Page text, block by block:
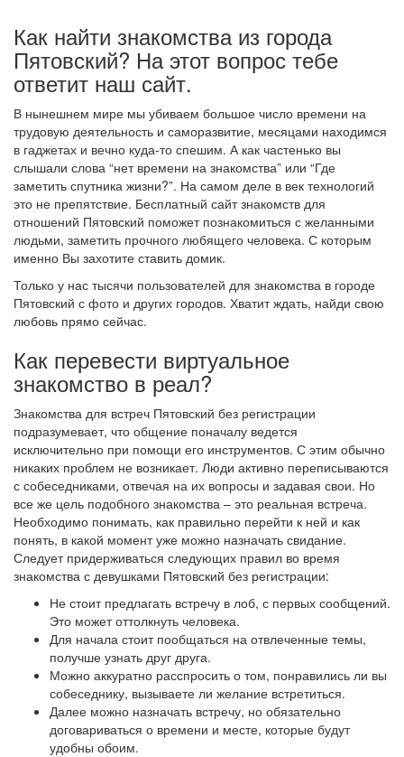
Как найти знакомства из города
Пятовский? На этот вопрос тебе
ответит наш сайт.
В нынешнем мире мы убиваем большое число времени на
трудовую деятельность и саморазвитие, месяцами находимся
в гаджетах и вечно куда-то спешим. А как частенько вы
слышали слова “нет времени на знакомства” или “Где
заметить спутника жизни?”. На самом деле в век технологий
это не препятствие. Бесплатный сайт знакомств для
отношений Пятовский поможет познакомиться с желанными
людьми, заметить прочного любящего человека. С которым
именно Вы захотите ставить домик.
Только у нас тысячи пользователей для знакомства в городе
Пятовский с фото и других городов. Хватит ждать, найди свою
любовь прямо сейчас.
Как перевести виртуальное
знакомство в реал?
Знакомства для встреч Пятовский без регистрации
подразумевает, что общение поначалу ведется
исключительно при помощи его инструментов. С этим обычно
никаких проблем не возникает. Люди активно переписываются
с собеседниками, отвечая на их вопросы и задавая свои. Но
все же цель подобного знакомства – это реальная встреча.
Необходимо понимать, как правильно перейти к ней и как
понять, в какой момент уже можно назначать свидание.
Следует придерживаться следующих правил во время
знакомства с девушками Пятовский без регистрации:
Не стоит предлагать встречу в лоб, с первых сообщений.
Это может оттолкнуть человека.
Для начала стоит пообщаться на отвлеченные темы,
получше узнать друг друга.
Можно аккуратно расспросить о том, понравились ли вы
собеседнику, вызываете ли желание встретиться.
Далее можно назначать встречу, но обязательно
договариваться о времени и месте, которые будут
удобны обоим.